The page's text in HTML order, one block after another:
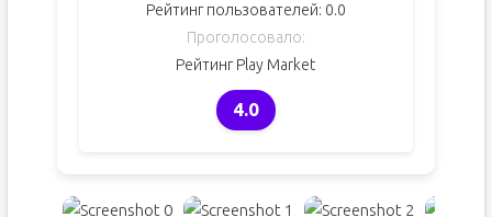
Рейтинг пользователей: 0.0
Проголосовало:
Рейтинг Play Market
4.0